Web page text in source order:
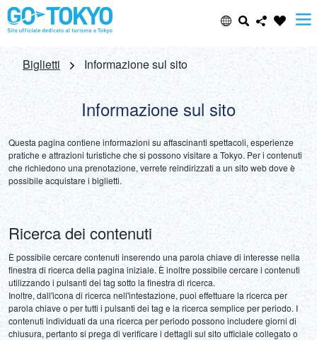
Select Language
日本語
ENGLISH
中文(简体)
中文(繁體/正體)
한글
ภาษาไทย
DEUTSCH
Share this page
X (Twitter)
Email
Copy URL
Biglietti Informazione sul sito
Informazione sul sito
Questa pagina contiene informazioni su affascinanti spettacoli, esperienze
pratiche e attrazioni turistiche che si possono visitare a Tokyo. Per i contenuti
che richiedono una prenotazione, verrete reindirizzati a un sito web dove è
possibile acquistare i biglietti.
Ricerca dei contenuti
È possibile cercare contenuti inserendo una parola chiave di interesse nella
finestra di ricerca della pagina iniziale. È inoltre possibile cercare i contenuti
utilizzando i pulsanti dei tag sotto la finestra di ricerca.
Inoltre, dall'icona di ricerca nell'intestazione, puoi effettuare la ricerca per
parola chiave o per tutti i pulsanti dei tag e la ricerca semplice per periodo. I
contenuti individuati da una ricerca per periodo possono includere giorni di
chiusura, pertanto si prega di verificare i dettagli sul sito ufficiale collegato o